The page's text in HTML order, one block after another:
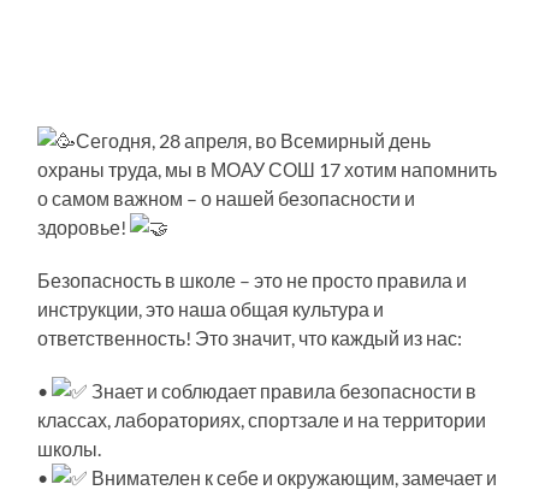
Сегодня, 28 апреля, во Всемирный день
охраны труда, мы в МОАУ СОШ 17 хотим напомнить
о самом важном – о нашей безопасности и
здоровье!
Безопасность в школе – это не просто правила и
инструкции, это наша общая культура и
ответственность! Это значит, что каждый из нас:
•
Знает и соблюдает правила безопасности в
классах, лабораториях, спортзале и на территории
школы.
•
Внимателен к себе и окружающим, замечает и